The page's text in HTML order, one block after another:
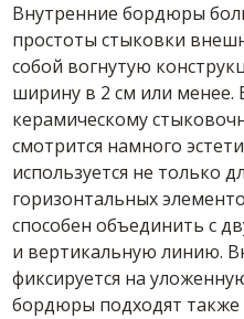
Внутренние бордюры
простоты стыковки
собой вогнутую
ширину в 2 см или менее.
керамическому
смотрится намного
используется не только
горизонтальных
способен объединить с
и вертикальную линию.
фиксируется на
бордюры подходят также